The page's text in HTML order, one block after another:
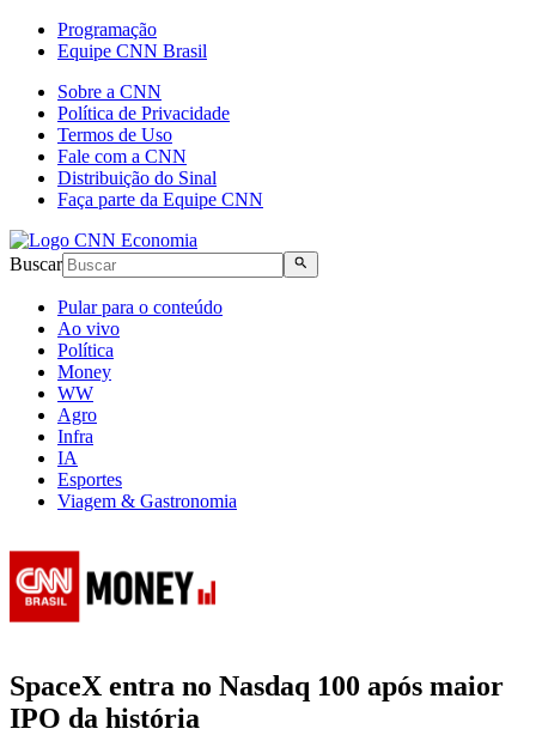
Programação
Equipe CNN Brasil
Sobre a CNN
Política de Privacidade
Termos de Uso
Fale com a CNN
Distribuição do Sinal
Faça parte da Equipe CNN
Buscar
Pular para o conteúdo
Ao vivo
Política
Money
WW
Agro
Infra
IA
Esportes
Viagem & Gastronomia
SpaceX entra no Nasdaq 100 após maior
IPO da história